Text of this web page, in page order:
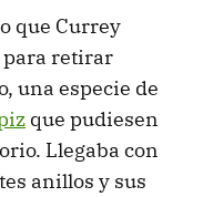
que Currey
para retirar
una especie de
que pudiesen
Llegaba con
anillos y sus